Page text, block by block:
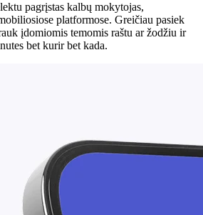
pagrįstas kalbų mokytojas,
platformose. Greičiau pasiek
įdomiomis temomis raštu ar žodžiu ir
bet kurir bet kada.